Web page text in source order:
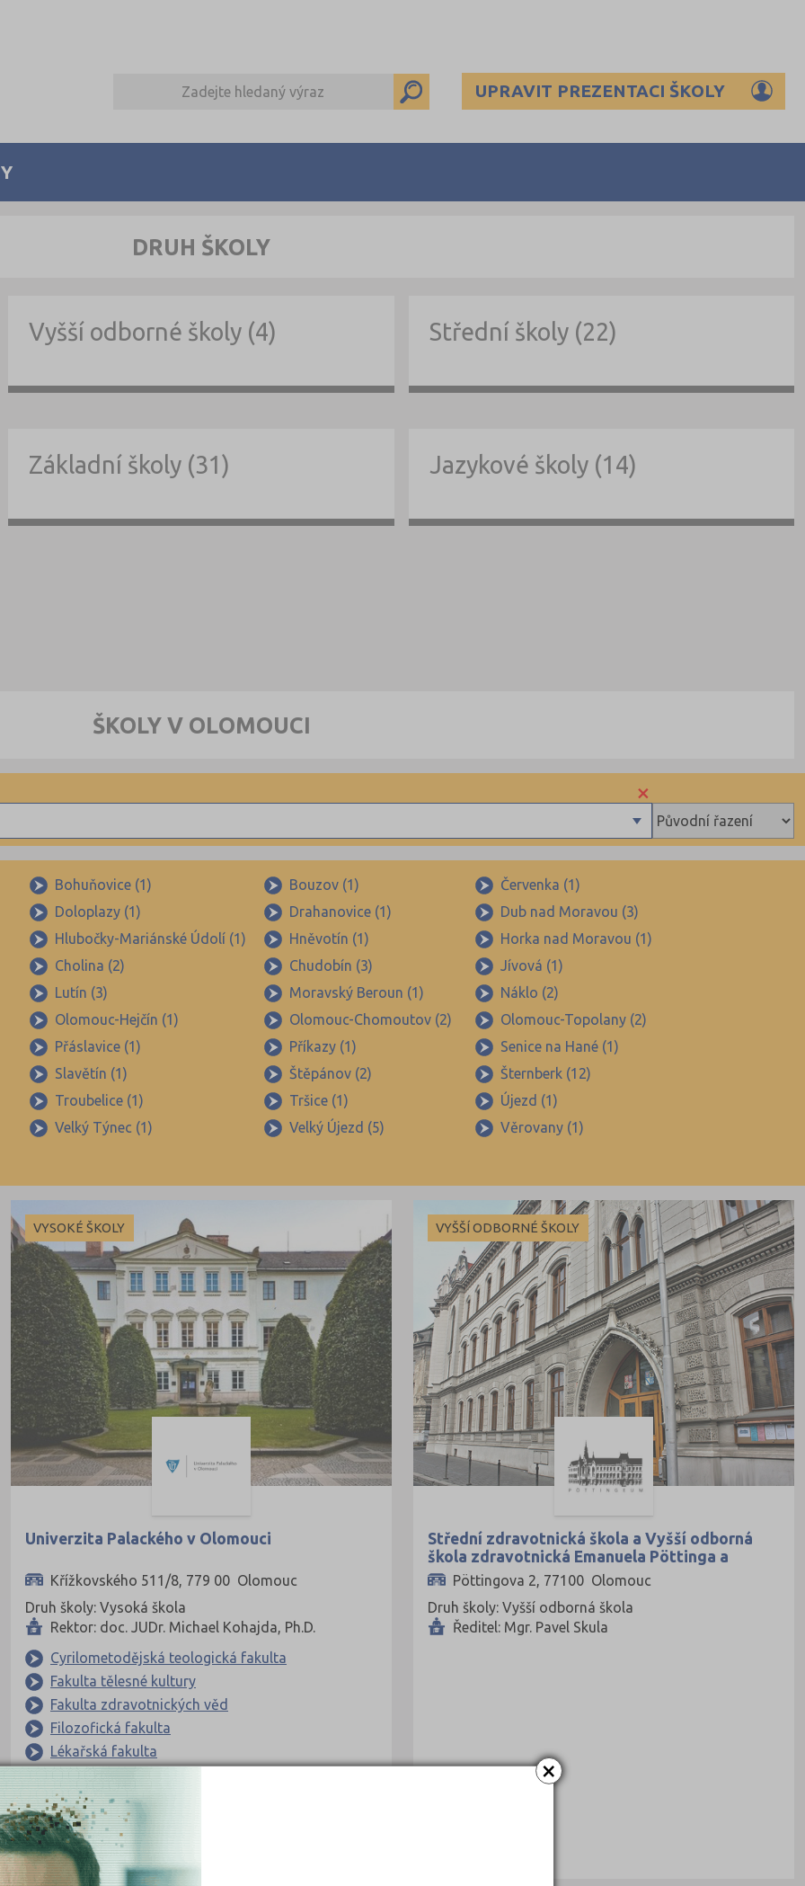
×
UPRAVIT PREZENTACI ŠKOLY
DRUH ŠKOLY
Vyšší odborné školy (4) Střední školy (22)
Základní školy (31) Jazykové školy (14)
ŠKOLY V OLOMOUCI
×
Bohuňovice (1) Bouzov (1)
Červenka (1)
Doloplazy (1) Drahanovice (1)
Dub nad Moravou (3)
Hlubočky-Mariánské Údolí (1) Hněvotín (1)
Horka nad Moravou (1)
Cholina (2) Chudobín (3)
Jívová (1)
Lutín (3) Moravský Beroun (1)
Náklo (2)
Olomouc-Hejčín (1) Olomouc-Chomoutov (2)
Olomouc-Topolany (2)
Přáslavice (1) Příkazy (1)
Senice na Hané (1)
Slavětín (1) Štěpánov (2)
Šternberk (12)
Troubelice (1) Tršice (1)
Újezd (1)
Velký Týnec (1) Velký Újezd (5)
Věrovany (1)
VYSOKÉ ŠKOLY
Univerzita Palackého v Olomouci
Křížkovského 511/8, 779 00 Olomouc
Druh školy: Vysoká škola
Rektor: doc. JUDr. Michael Kohajda, Ph.D.
Cyrilometodějská teologická fakulta
Fakulta tělesné kultury
Fakulta zdravotnických věd
Filozofická fakulta
Lékařská fakulta
Pedagogická fakulta
Právnická fakulta
Přírodovědecká fakulta
Ostatní fakulty školy
VYŠŠÍ ODBORNÉ ŠKOLY
Střední zdravotnická škola a Vyšší odborná
škola zdravotnická Emanuela Pöttinga a
Jazyková škola s právem státní jazykové
zkoušky Olomouc
Pöttingova 2, 77100 Olomouc
Druh školy: Vyšší odborná škola
Ředitel: Mgr. Pavel Skula